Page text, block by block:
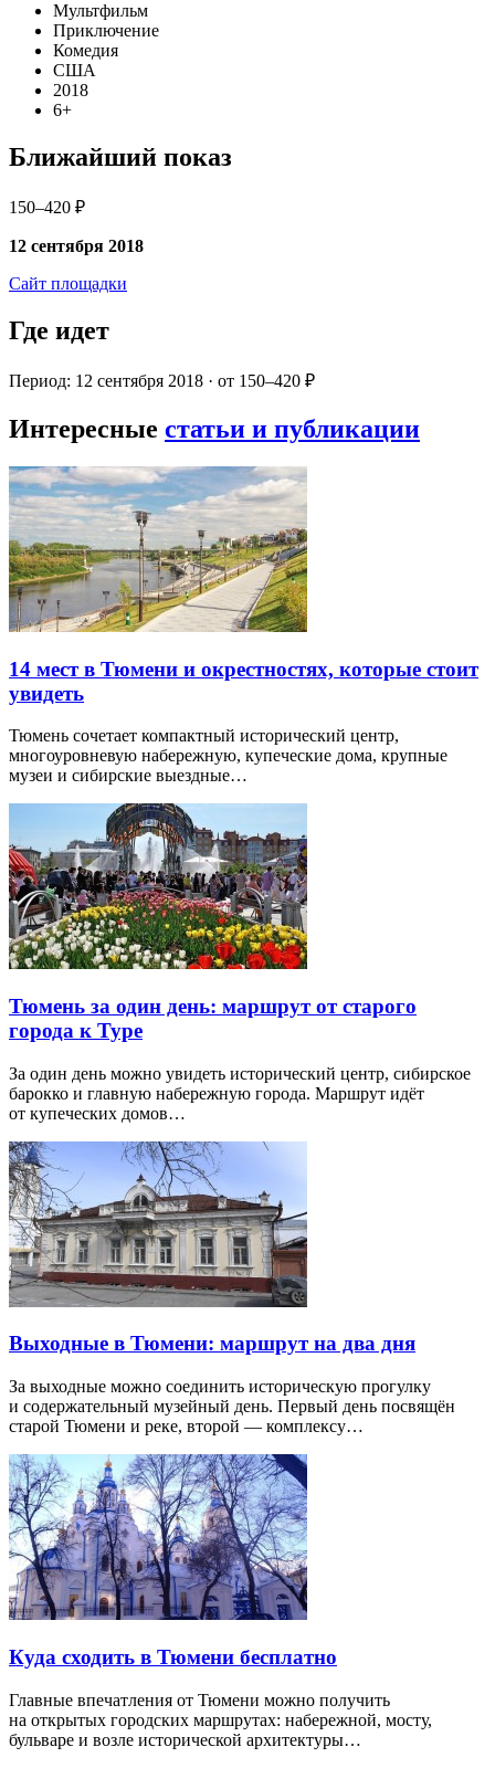
Мультфильм
Приключение
Комедия
США
2018
6+
Ближайший показ
150–420 ₽
12 сентября 2018
Сайт площадки
Где идет
Период: 12 сентября 2018 · от 150–420 ₽
Интересные статьи и публикации
14 мест в Тюмени и окрестностях, которые стоит
увидеть
Тюмень сочетает компактный исторический центр,
многоуровневую набережную, купеческие дома, крупные
музеи и сибирские выездные…
Тюмень за один день: маршрут от старого
города к Туре
За один день можно увидеть исторический центр, сибирское
барокко и главную набережную города. Маршрут идёт
от купеческих домов…
Выходные в Тюмени: маршрут на два дня
За выходные можно соединить историческую прогулку
и содержательный музейный день. Первый день посвящён
старой Тюмени и реке, второй — комплексу…
Куда сходить в Тюмени бесплатно
Главные впечатления от Тюмени можно получить
на открытых городских маршрутах: набережной, мосту,
бульваре и возле исторической архитектуры…